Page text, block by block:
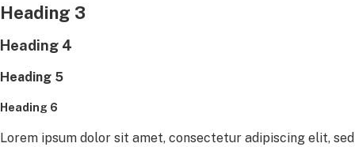
Heading 3
Heading 4
Heading 5
Heading 6
Lorem ipsum dolor sit amet, consectetur adipiscing elit, sed